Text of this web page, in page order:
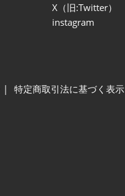
X（旧:Twitter）
instagram
特定商取引法に基づく表示